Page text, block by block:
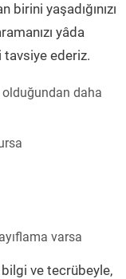
birini yaşadığınızı
yâda
ederiz.
olduğundan daha
varsa
ve tecrübeyle,